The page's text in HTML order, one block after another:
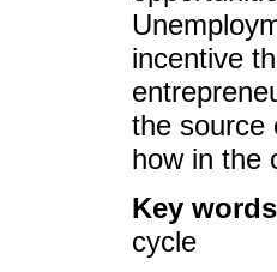
incentive
the source
how in the
Key
cycle